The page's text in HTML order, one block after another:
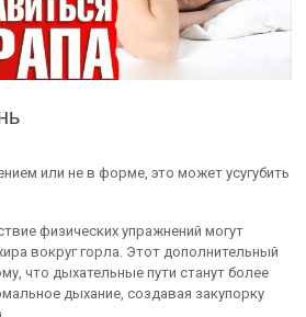
или не в форме, это может усугубить
физических упражнений могут
вокруг горла. Этот дополнительный
что дыхательные пути станут более
дыхание, создавая закупорку